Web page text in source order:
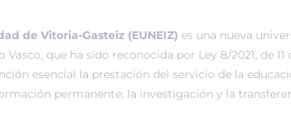
de Vitoria-Gasteiz (EUNEIZ) es una nueva
Vasco, que ha sido reconocida por Ley 8/2021, de
esencial la prestación del servicio de la
permanente, la investigación y la